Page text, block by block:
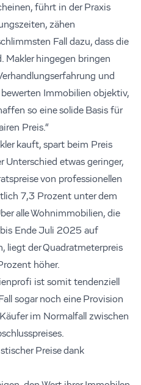
führt in der Praxis
zähen
Fall dazu, dass die
Makler hingegen bringen
und
Immobilien objektiv,
so eine solide Basis für
Preis.“
kauft, spart beim Preis
Unterschied etwas geringer,
von professionellen
7,3 Prozent unter dem
alle Wohnimmobilien, die
Ende Juli 2025 auf
liegt der Quadratmeterpreis
höher.
ist somit tendenziell
sogar noch eine Provision
im Normalfall zwischen
Preise dank